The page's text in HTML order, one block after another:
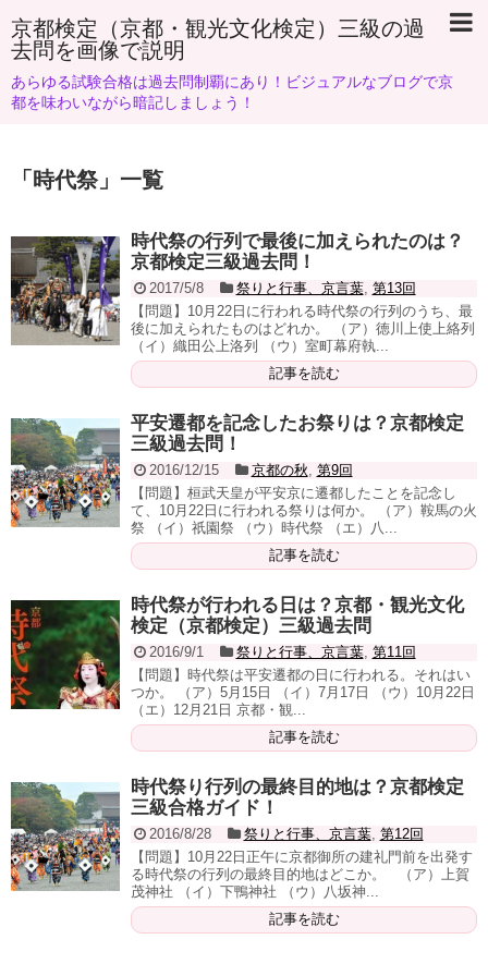
京都検定（京都・観光文化検定）三級の過
去問を画像で説明
あらゆる試験合格は過去問制覇にあり！ビジュアルなブログで京
都を味わいながら暗記しましょう！
「 時代祭」 一覧
時代祭の行列で最後に加えられたのは？
京都検定三級過去問！
2017/5/8 祭りと行事、京言葉, 第13回
【問題】10月22日に行われる時代祭の行列のうち、最
後に加えられたものはどれか。 （ア）徳川上使上絡列
（イ）織田公上洛列 （ウ）室町幕府執...
記事を読む
平安遷都を記念したお祭りは？京都検定
三級過去問！
2016/12/15 京都の秋 第9回
【問題】桓武天皇が平安京に遷都したことを記念し
て、10月22日に行われる祭りは何か。 （ア）鞍馬の火
祭 （イ）祇園祭 （ウ）時代祭 （エ）八...
記事を読む
時代祭が行われる日は？京都・観光文化
検定（京都検定）三級過去問
2016/9/1 祭りと行事、京言葉, 第11回
【問題】時代祭は平安遷都の日に行われる。それはい
つか。 （ア）5月15日 （イ）7月17日 （ウ）10月22日
（エ）12月21日 京都・観...
記事を読む
時代祭り行列の最終目的地は？京都検定
三級合格ガイド！
2016/8/28 祭りと行事、京言葉, 第12回
【問題】10月22日正午に京都御所の建礼門前を出発す
る時代祭の行列の最終目的地はどこか。 （ア）上賀
茂神社 （イ）下鴨神社 （ウ）八坂神...
記事を読む